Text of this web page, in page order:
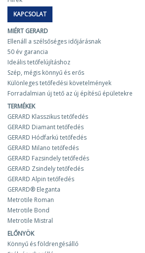
KAPCSOLAT
MIÉRT GERARD
Ellenáll a szélsőséges időjárásnak
50 év garancia
Ideális tetőfelújításhoz
Szép, mégis könnyű és erős
Különleges tetőfedési követelmények
Forradalmian új tető az új építésű épületekre
TERMÉKEK
GERARD Klasszikus tetőfedés
GERARD Diamant tetőfedés
GERARD Hódfarkú tetőfedés
GERARD Milano tetőfedés
GERARD Fazsindely tetőfedés
GERARD Zsindely tetőfedés
GERARD Alpin tetőfedés
GERARD® Eleganta
Metrotile Roman
Metrotile Bond
Metrotile Mistral
ELŐNYÖK
Könnyű és földrengésálló